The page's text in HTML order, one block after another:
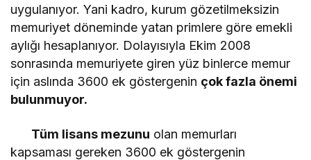
uygulanıyor. Yani kadro, kurum gözetilmeksizin
memuriyet döneminde yatan primlere göre emekli
aylığı hesaplanıyor. Dolayısıyla Ekim 2008
sonrasında memuriyete giren yüz binlerce memur
için aslında 3600 ek göstergenin çok fazla önemi
bulunmuyor.
Tüm lisans mezunu olan memurları
kapsaması gereken 3600 ek göstergenin